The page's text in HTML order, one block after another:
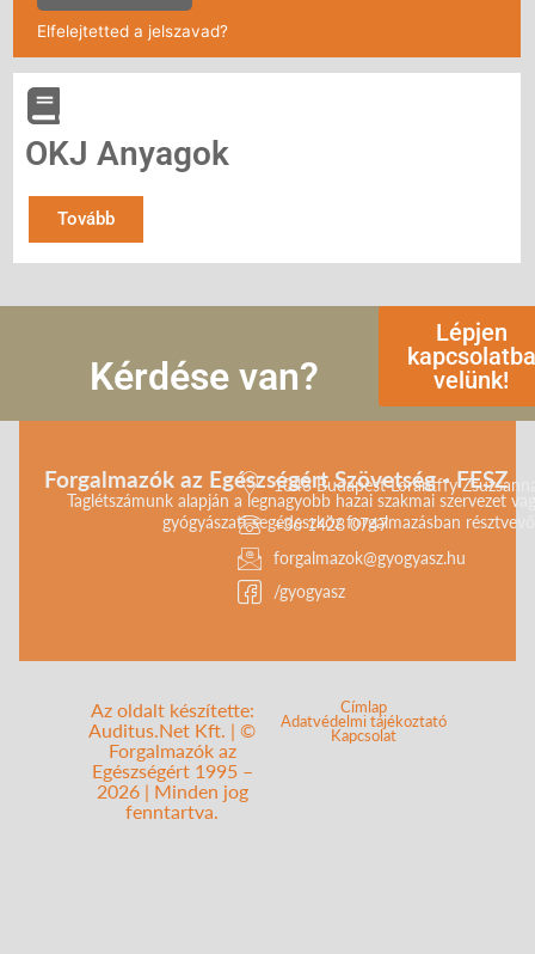
Elfelejtetted a jelszavad?
OKJ Anyagok
Tovább
Kérdése van?
Lépjen
kapcsolatba
velünk!
Forgalmazók az Egészségért Szövetség - FESZ
Taglétszámunk alapján a legnagyobb hazai szakmai szervezet
gyógyászati segédeszköz forgalmazásban
1043 Budapest Lorántffy
+36 1428 0747
forgalmazok@gyogyasz.hu
/gyogyasz
Az oldalt készítette:
Auditus.Net Kft. | ©
Forgalmazók az
Egészségért 1995 –
2026 | Minden jog
fenntartva.
Címlap
Adatvédelmi tájékoztató
Kapcsolat